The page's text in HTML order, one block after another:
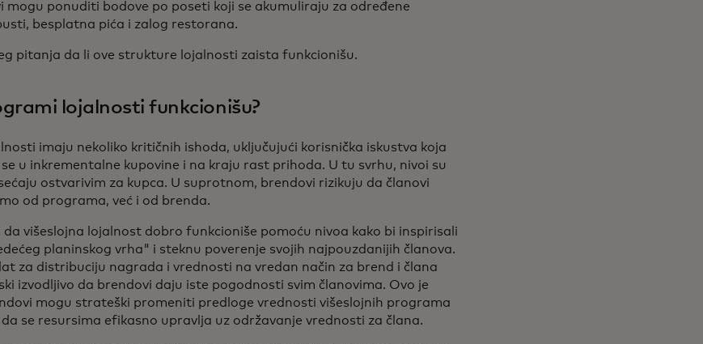
mogu ponuditi bodove po poseti koji se akumuliraju za određene
besplatna pića i zalog restorana.
pitanja da li ove strukture lojalnosti zaista funkcionišu.
lojalnosti funkcionišu?
imaju nekoliko kritičnih ishoda, uključujući korisnička iskustva koja
u inkrementalne kupovine i na kraju rast prihoda. U tu svrhu, nivoi su
ostvarivim za kupca. U suprotnom, brendovi rizikuju da članovi
od programa, već i od brenda.
da višeslojna lojalnost dobro funkcioniše pomoću nivoa kako bi inspirisali
planinskog vrha" i steknu poverenje svojih najpouzdanijih članova.
za distribuciju nagrada i vrednosti na vredan način za brend i člana
izvodljivo da brendovi daju iste pogodnosti svim članovima. Ovo je
mogu strateški promeniti predloge vrednosti višeslojnih programa
se resursima efikasno upravlja uz održavanje vrednosti za člana.